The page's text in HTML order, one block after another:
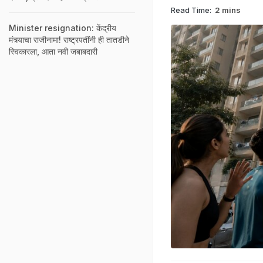
Read Time: 2 mins
Minister resignation: केंद्रीय
मंत्र्याचा राजीनामा! राष्ट्रपतींनी ही तातडीने
स्विकारला, आता नवी जबाबदारी